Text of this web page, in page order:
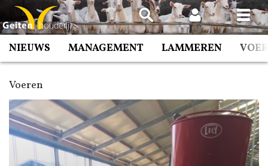
Spring
naar
inhoud
NIEUWS MANAGEMENT LAMMEREN
Voeren